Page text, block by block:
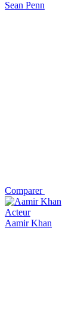
Sean Penn
Comparer
Acteur
Aamir Khan